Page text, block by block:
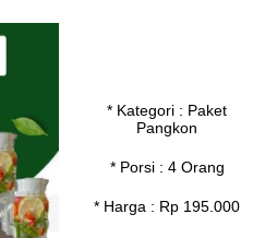
* Kategori : Paket
Pangkon
* Porsi : 4 Orang
* Harga : Rp 195.000